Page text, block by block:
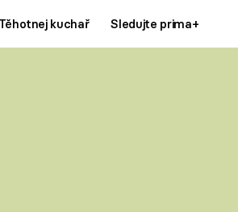
Těhotnej kuchař Sledujte prima+